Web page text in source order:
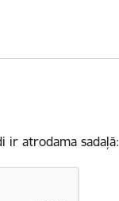
ir atrodama sadaļā: